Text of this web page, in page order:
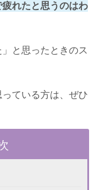
疲れたと思うのはわ
と思ったときのス
ている方は、ぜひ